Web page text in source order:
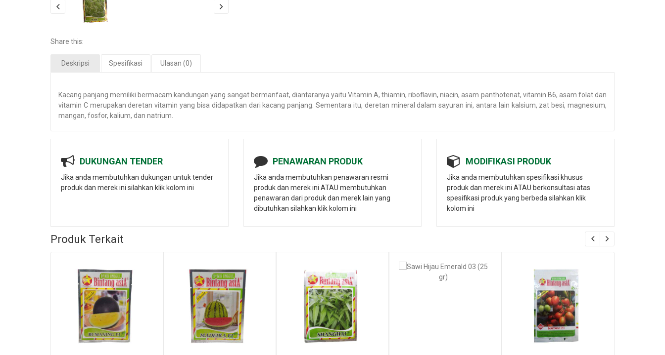
Share this:
Deskripsi Spesifikasi Ulasan (0)
Kacang panjang memiliki bermacam kandungan yang sangat bermanfaat, diantaranya yaitu Vitamin A, thiamin, riboflavin, niacin, asam panthotenat, vitamin B6, asam folat dan
vitamin C merupakan deretan vitamin yang bisa didapatkan dari kacang panjang. Sementara itu, deretan mineral dalam sayuran ini, antara lain kalsium, zat besi, magnesium,
mangan, fosfor, kalium, dan natrium.
DUKUNGAN TENDER
Jika anda membutuhkan dukungan untuk tender
produk dan merek ini silahkan klik kolom ini
PENAWARAN PRODUK
Jika anda membutuhkan penawaran resmi
produk dan merek ini ATAU membutuhkan
penawaran dari produk dan merek lain yang
dibutuhkan silahkan klik kolom ini
MODIFIKASI PRODUK
Jika anda membutuhkan spesifikasi khusus
produk dan merek ini ATAU berkonsultasi atas
spesifikasi produk yang berbeda silahkan klik
kolom ini
Produk Terkait